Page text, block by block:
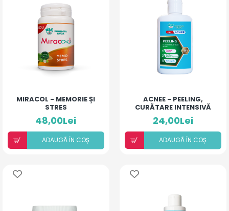
MIRACOL - MEMORIE ȘI
STRES
48,00Lei
ADAUGÃ ÎN COȘ
ACNEE - PEELING,
CURĂTARE INTENSIVĂ
24,00Lei
ADAUGÃ ÎN COȘ